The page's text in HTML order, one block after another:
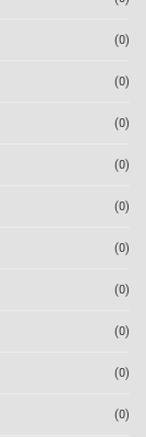
(0)
(0)
(0)
(0)
(0)
(0)
(0)
(0)
(0)
(0)